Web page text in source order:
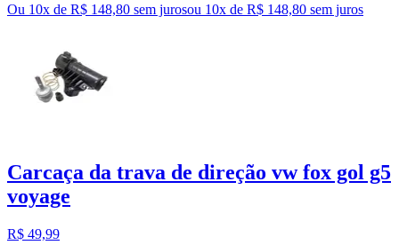
Ou 10x de R$ 148,80 sem jurosou 10x de R$ 148,80 sem juros
Carcaça da trava de direção vw fox gol g5
voyage
R$ 49,99